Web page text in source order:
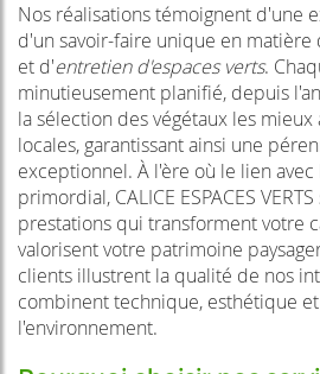
Nos réalisations témoignent d'une
d'un savoir-faire unique en matière
et d'entretien d'espaces verts.
minutieusement planifié, depuis
la sélection des végétaux les
locales, garantissant ainsi une
exceptionnel. À l'ère où le lien avec
primordial, CALICE ESPACES
prestations qui transforment votre
valorisent votre patrimoine
clients illustrent la qualité de nos
combinent technique, esthétique
l'environnement.